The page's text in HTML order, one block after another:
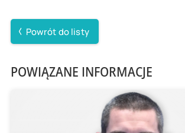
Powrót do listy
POWIĄZANE INFORMACJE